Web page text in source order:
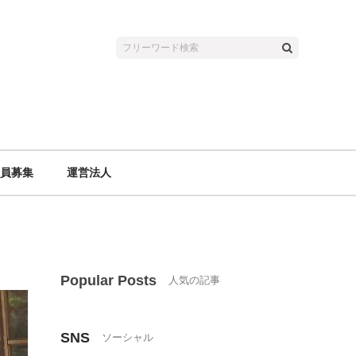
募集 運営法人
Popular Posts
SNS